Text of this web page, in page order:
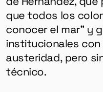
que todos los
conocer el mar” y
institucionales con
austeridad, pero
técnico.